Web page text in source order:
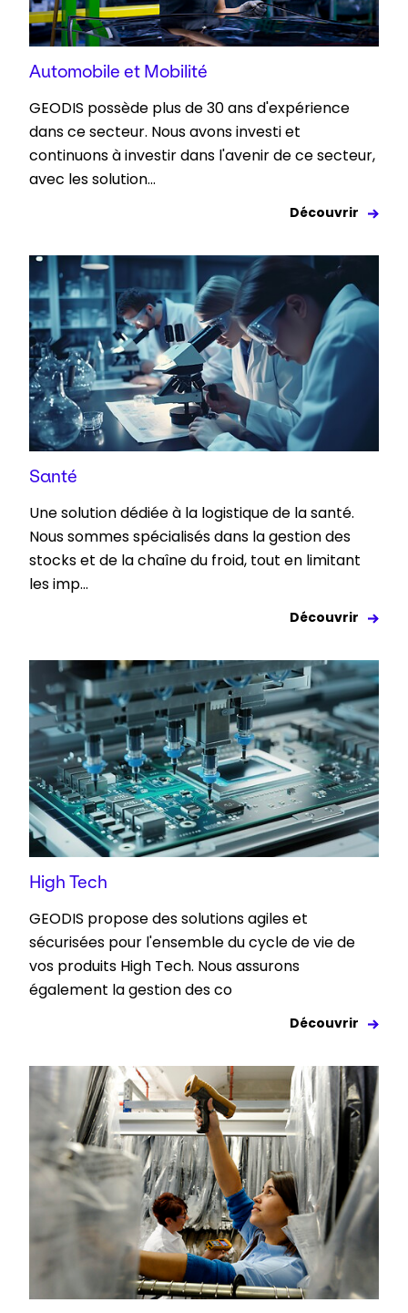
Automobile et Mobilité
GEODIS possède plus de 30 ans d'expérience
dans ce secteur. Nous avons investi et
continuons à investir dans l'avenir de ce secteur,
avec les solution...
Découvrir
Santé
Une solution dédiée à la logistique de la santé.
Nous sommes spécialisés dans la gestion des
stocks et de la chaîne du froid, tout en limitant
les imp...
Découvrir
High Tech
GEODIS propose des solutions agiles et
sécurisées pour l'ensemble du cycle de vie de
vos produits High Tech. Nous assurons
également la gestion des co
Découvrir